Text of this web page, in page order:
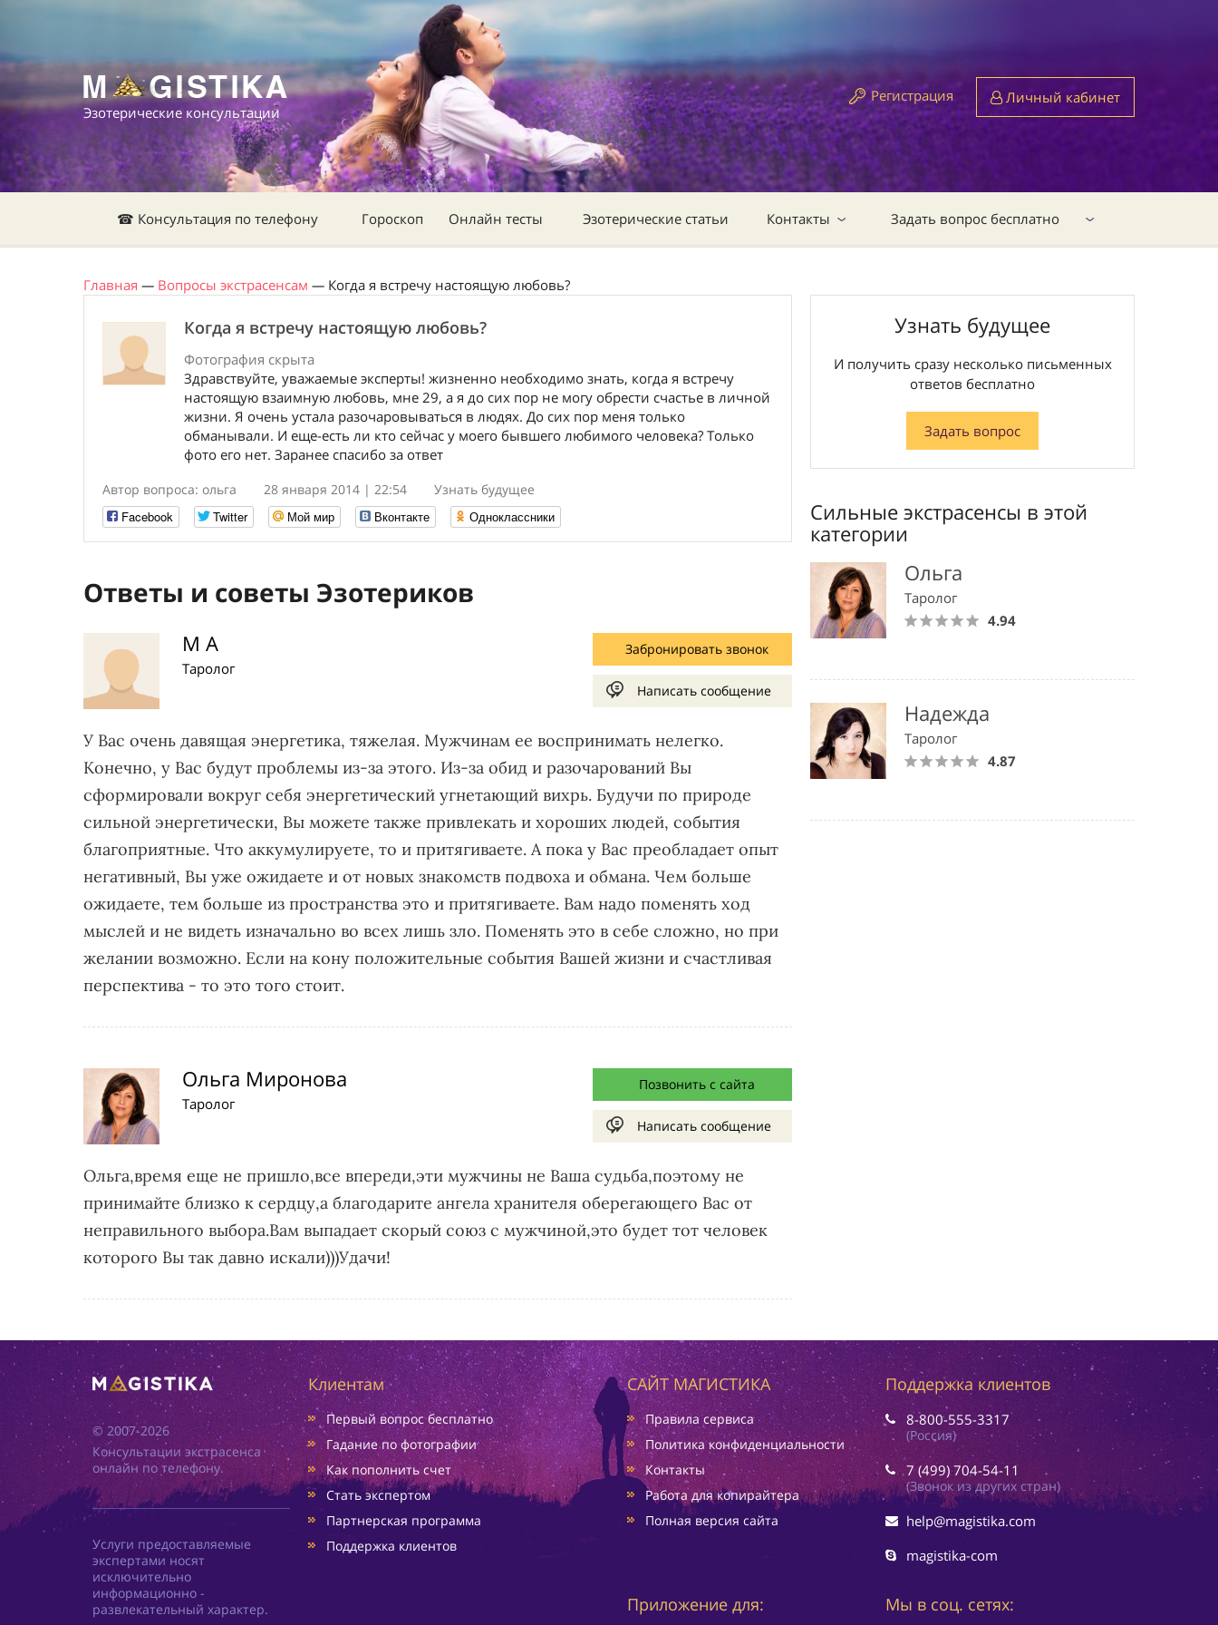
Эзотерические консультации
Регистрация Личный кабинет
☎ Консультация по телефону Гороскоп Онлайн тесты Эзотерические статьи Контакты Задать вопрос бесплатно
Главная — Вопросы экстрасенсам — Когда я встречу настоящую любовь?
Когда я встречу настоящую любовь?
Фотография скрыта
Здравствуйте, уважаемые эксперты! жизненно необходимо знать, когда я встречу
настоящую взаимную любовь, мне 29, а я до сих пор не могу обрести счастье в личной
жизни. Я очень устала разочаровываться в людях. До сих пор меня только
обманывали. И еще-есть ли кто сейчас у моего бывшего любимого человека? Только
фото его нет. Заранее спасибо за ответ
Автор вопроса: ольга 28 января 2014 | 22:54
Узнать будущее
Facebook
Twitter Мой мир Вконтакте Одноклассники
Ответы и советы Эзотериков
М А
Таролог
Забронировать звонок
Написать сообщение
У Вас очень давящая энергетика, тяжелая. Мужчинам ее воспринимать нелегко.
Конечно, у Вас будут проблемы из-за этого. Из-за обид и разочарований Вы
сформировали вокруг себя энергетический угнетающий вихрь. Будучи по природе
сильной энергетически, Вы можете также привлекать и хороших людей, события
благоприятные. Что аккумулируете, то и притягиваете. А пока у Вас преобладает опыт
негативный, Вы уже ожидаете и от новых знакомств подвоха и обмана. Чем больше
ожидаете, тем больше из пространства это и притягиваете. Вам надо поменять ход
мыслей и не видеть изначально во всех лишь зло. Поменять это в себе сложно, но при
желании возможно. Если на кону положительные события Вашей жизни и счастливая
перспектива - то это того стоит.
Ольга Миронова
Таролог
Позвонить с сайта
Написать сообщение
Ольга,время еще не пришло,все впереди,эти мужчины не Ваша судьба,поэтому не
принимайте близко к сердцу,а благодарите ангела хранителя оберегающего Вас от
неправильного выбора.Вам выпадает скорый союз с мужчиной,это будет тот человек
которого Вы так давно искали)))Удачи!
Узнать будущее
И получить сразу несколько письменных
ответов бесплатно
Задать вопрос
Сильные экстрасенсы в этой
категории
Ольга
Таролог
4.94
Надежда
Таролог
4.87
© 2007-2026
Консультации экстрасенса
онлайн по телефону.
Услуги предоставляемые
экспертами носят
исключительно
информационно -
развлекательный характер.
Клиентам
Первый вопрос бесплатно
Гадание по фотографии
Как пополнить счет
Стать экспертом
Партнерская программа
Поддержка клиентов
САЙТ МАГИСТИКА
Правила сервиса
Политика конфиденциальности
Контакты
Работа для копирайтера
Полная версия сайта
Поддержка клиентов
8-800-555-3317
(Россия)
7 (499) 704-54-11
(Звонок из других стран)
help@magistika.com
magistika-com
Приложение для: Мы в соц. сетях: